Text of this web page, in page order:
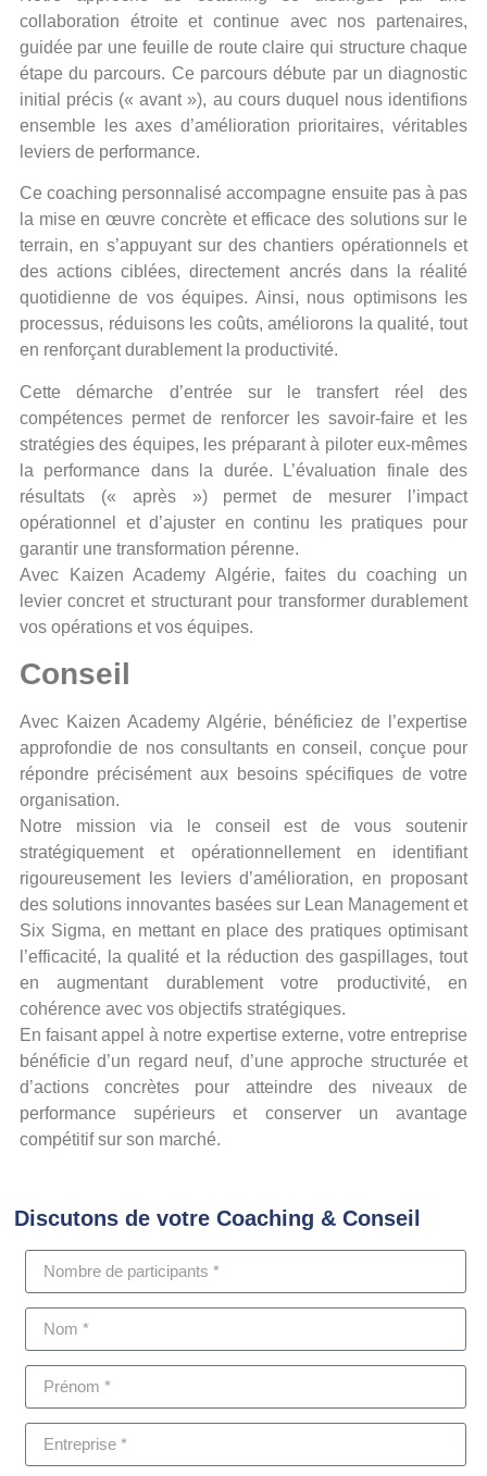
collaboration étroite et continue avec nos partenaires,
guidée par une feuille de route claire qui structure chaque
étape du parcours. Ce parcours débute par un diagnostic
initial précis (« avant »), au cours duquel nous identifions
ensemble les axes d’amélioration prioritaires, véritables
leviers de performance.
Ce coaching personnalisé accompagne ensuite pas à pas
la mise en œuvre concrète et efficace des solutions sur le
terrain, en s’appuyant sur des chantiers opérationnels et
des actions ciblées, directement ancrés dans la réalité
quotidienne de vos équipes. Ainsi, nous optimisons les
processus, réduisons les coûts, améliorons la qualité, tout
en renforçant durablement la productivité.
Cette démarche d’entrée sur le transfert réel des
compétences permet de renforcer les savoir-faire et les
stratégies des équipes, les préparant à piloter eux-mêmes
la performance dans la durée. L’évaluation finale des
résultats (« après ») permet de mesurer l’impact
opérationnel et d’ajuster en continu les pratiques pour
garantir une transformation pérenne.
Avec Kaizen Academy Algérie, faites du coaching un
levier concret et structurant pour transformer durablement
vos opérations et vos équipes.
Conseil
Avec Kaizen Academy Algérie, bénéficiez de l’expertise
approfondie de nos consultants en conseil, conçue pour
répondre précisément aux besoins spécifiques de votre
organisation.
Notre mission via le conseil est de vous soutenir
stratégiquement et opérationnellement en identifiant
rigoureusement les leviers d’amélioration, en proposant
des solutions innovantes basées sur Lean Management et
Six Sigma, en mettant en place des pratiques optimisant
l’efficacité, la qualité et la réduction des gaspillages, tout
en augmentant durablement votre productivité, en
cohérence avec vos objectifs stratégiques.
En faisant appel à notre expertise externe, votre entreprise
bénéficie d’un regard neuf, d’une approche structurée et
d’actions concrètes pour atteindre des niveaux de
performance supérieurs et conserver un avantage
compétitif sur son marché.
Discutons de votre Coaching & Conseil